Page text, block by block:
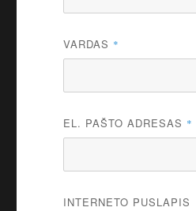
VARDAS *
EL. PAŠTO ADRESAS *
INTERNETO PUSLAPIS